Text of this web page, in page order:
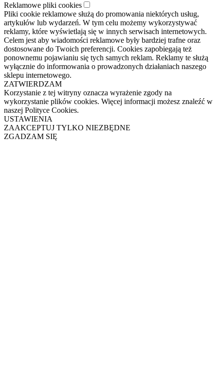
Reklamowe pliki cookies
Pliki cookie reklamowe służą do promowania niektórych usług,
artykułów lub wydarzeń. W tym celu możemy wykorzystywać
reklamy, które wyświetlają się w innych serwisach internetowych.
Celem jest aby wiadomości reklamowe były bardziej trafne oraz
dostosowane do Twoich preferencji. Cookies zapobiegają też
ponownemu pojawianiu się tych samych reklam. Reklamy te służą
wyłącznie do informowania o prowadzonych działaniach naszego
sklepu internetowego.
ZATWIERDZAM
Korzystanie z tej witryny oznacza wyrażenie zgody na
wykorzystanie plików cookies. Więcej informacji możesz znaleźć w
naszej Polityce Cookies.
USTAWIENIA
ZAAKCEPTUJ TYLKO NIEZBĘDNE
ZGADZAM SIĘ